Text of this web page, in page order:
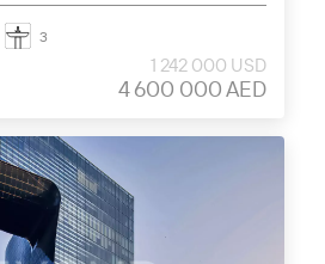
3
1 242 000 USD
4 600 000 AED